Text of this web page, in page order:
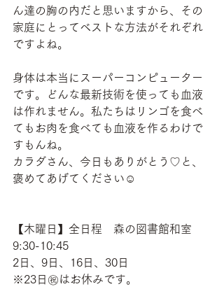
ん達の胸の内だと思いますから、その
家庭にとってベストな方法がそれぞれ
ですよね。
身体は本当にスーパーコンピューター
です。どんな最新技術を使っても血液
は作れません。私たちはリンゴを食べ
てもお肉を食べても血液を作るわけで
すもんね。
カラダさん、今日もありがとう♡と、
褒めてあげてください☺
【木曜日】全日程　森の図書館和室
9:30-10:45
2日、9日、16日、30日
※23日㊗はお休みです。